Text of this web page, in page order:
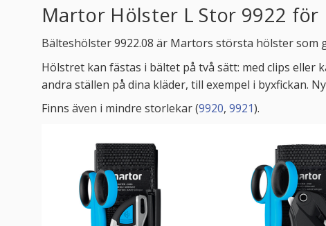
Martor Hölster L Stor 9922 för
Bälteshölster 9922.08 är Martors största hölster som
Hölstret kan fästas i bältet på två sätt: med clips eller
andra ställen på dina kläder, till exempel i byxfickan.
Finns även i mindre storlekar (9920, 9921).